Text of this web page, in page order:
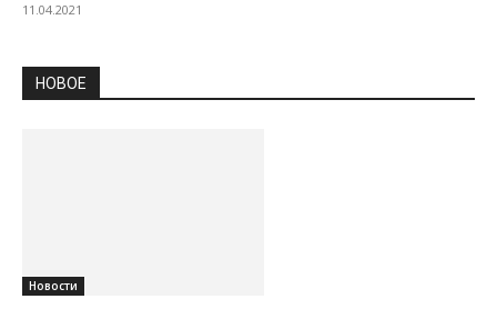
11.04.2021
НОВОЕ
Новости